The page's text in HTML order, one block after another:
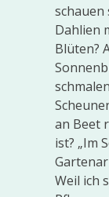
schauen
Dahlien
Blüten?
an Beet
ist? „Im
Weil ich